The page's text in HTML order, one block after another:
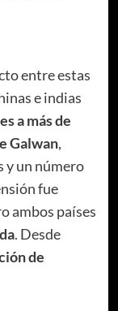
entre estas
e indias
a más de
Galwan,
y un número
fue
ambos países
. Desde
de